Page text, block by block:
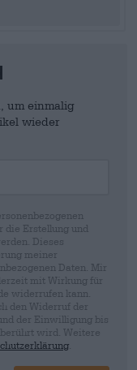
um einmalig
wieder
die Erstellung und
Dieses
meiner
Daten. Mir
mit Wirkung für
widerrufen kann.
den Widerruf der
der Einwilligung bis
wird. Weitere